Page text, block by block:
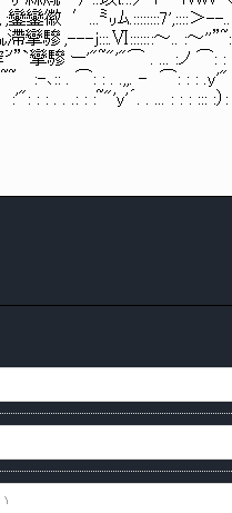
′...㍉ﾑ.::::::::7',::::＞--..､_ ,:' :
,---j:::.Ⅵ:::::: :～.. :～''”~: ..、
ー'"~"'"⌒ . ... :ノ ⌒: : . .
. ⌒: : . .,,. - ⌒: : : .y'" . ..,). . : :
. .: : :~"'y'´. . ... : : : ::: :）: :